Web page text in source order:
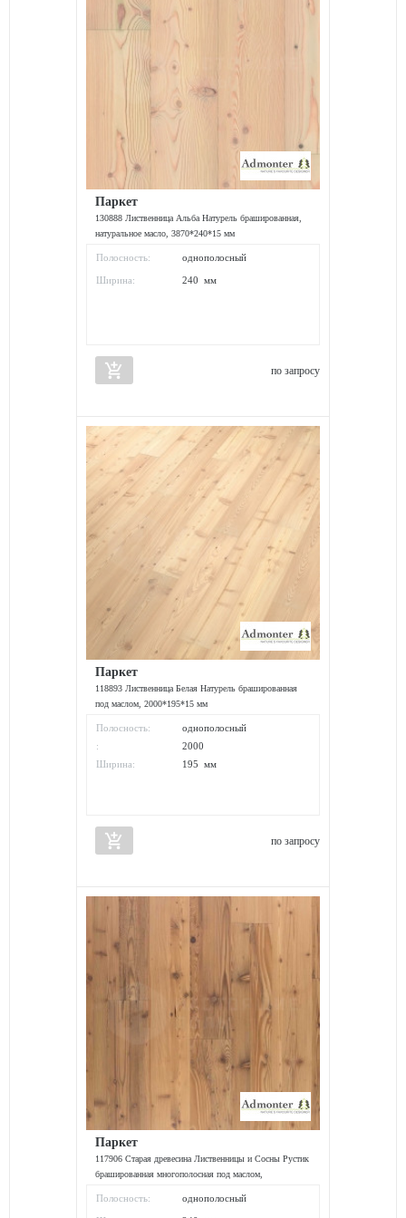
Паркет
130888 Лиственница Альба Натурель брашированная,
натуральное масло, 3870*240*15 мм
Полосность: однополосный
Ширина: 240 мм
add_shopping_cart по запросу
Паркет
118893 Лиственница Белая Натурель брашированная
под маслом, 2000*195*15 мм
Полосность:
однополосный
:
2000
Ширина:
195 мм
add_shopping_cart по запросу
Паркет
117906 Старая древесина Лиственницы и Сосны Рустик
брашированная многополосная под маслом,
Полосность: однополосный